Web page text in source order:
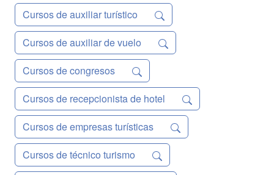
Cursos de auxiliar turístico
Cursos de auxiliar de vuelo
Cursos de congresos
Cursos de recepcionista de hotel
Cursos de empresas turísticas
Cursos de técnico turismo